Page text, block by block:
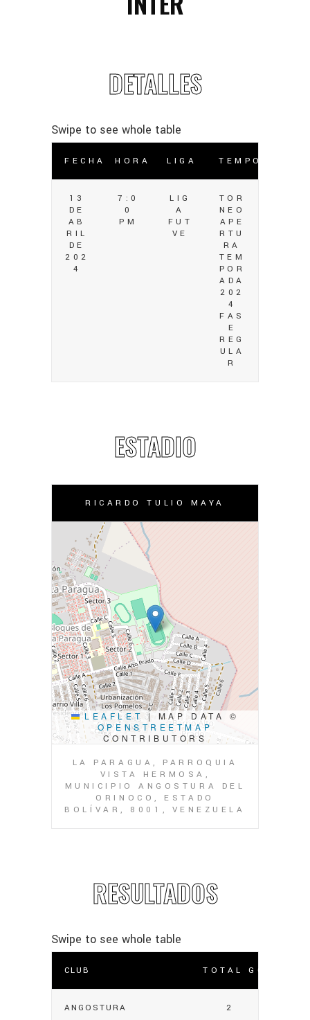
DETALLES
FECHA HORA LIGA TEMPORADA
13
DE
AB
RIL
DE
202
4
7:0
0
PM
LIG
A
FUT
VE
TOR
NEO
APE
RTU
RA
TEM
POR
ADA
202
4
FAS
E
REG
ULA
R
ESTADIO
RICARDO TULIO MAYA
LEAFLET |
MAP DATA ©
OPENSTREETMAP
CONTRIBUTORS
LA PARAGUA, PARROQUIA
VISTA HERMOSA,
MUNICIPIO ANGOSTURA DEL
ORINOCO, ESTADO
BOLÍVAR, 8001, VENEZUELA
RESULTADOS
CLUB TOTAL GOLES
ANGOSTURA 2